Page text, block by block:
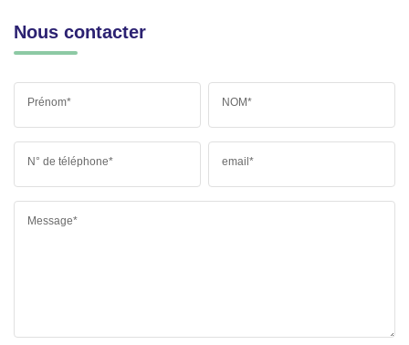
Nous contacter
Prénom* NOM*
N° de téléphone* email*
Message*